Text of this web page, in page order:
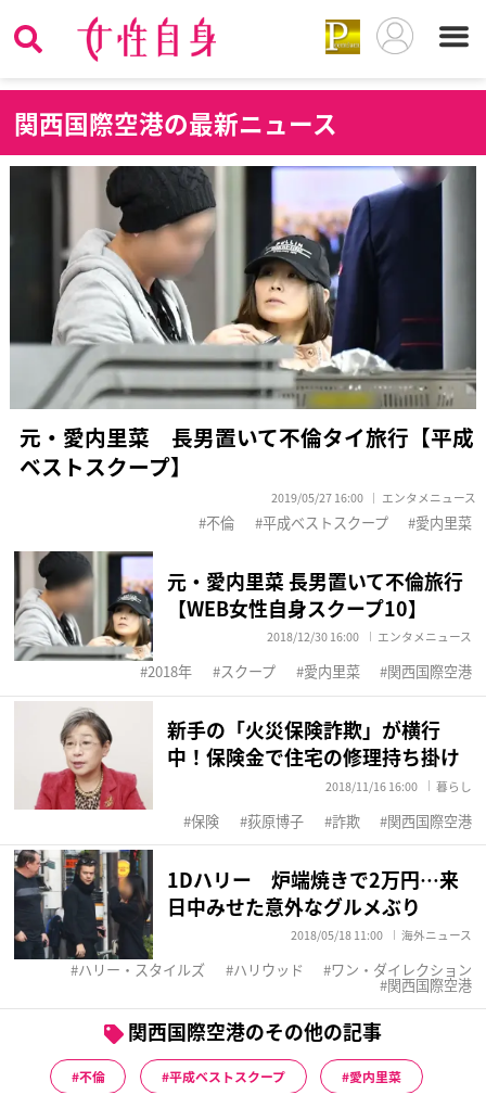
関西国際空港の最新ニュース
元・愛内里菜 長男置いて不倫タイ旅行【平成
ベストスクープ】
2019/05/27 16:00 エンタメニュース
不倫 平成ベストスクープ 愛内里菜
元・愛内里菜 長男置いて不倫旅行
【WEB女性自身スクープ10】
2018/12/30 16:00 エンタメニュース
2018年 スクープ 愛内里菜 関西国際空港
新手の「火災保険詐欺」が横行
中！保険金で住宅の修理持ち掛け
2018/11/16 16:00 暮らし
保険 荻原博子 詐欺 関西国際空港
1Dハリー 炉端焼きで2万円…来
日中みせた意外なグルメぶり
2018/05/18 11:00 海外ニュース
ハリー・スタイルズ ハリウッド ワン・ダイレクション
関西国際空港
関西国際空港のその他の記事
不倫 平成ベストスクープ 愛内里菜